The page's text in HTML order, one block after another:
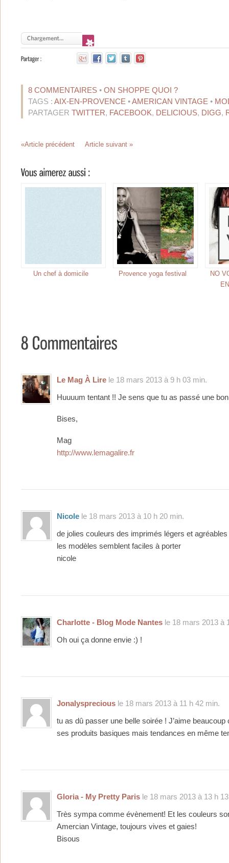
8 COMMENTAIRES • ON SHOPPE QUOI ?
TAGS : AIX-EN-PROVENCE •AMERICAN VINTAGE •
PARTAGER TWITTER, FACEBOOK, DELICIOUS, DIGG,
«Article précédent Article suivant »
Un chef à domicile Provence yoga festival
NO
Le Mag À Lire le 18 mars 2013 à 9 h 03 min.
Huuuum tentant !! Je sens que tu as passé une
Bises,
Mag
http://www.lemagalire.fr
Nicole le 18 mars 2013 à 10 h 20 min.
de jolies couleurs des imprimés légers et
les modèles semblent faciles à porter
nicole
Charlotte - Blog Mode Nantes le 18 mars 2013 à
Oh oui ça donne envie :) !
Jonalysprecious le 18 mars 2013 à 11 h 42 min.
tu as dû passer une belle soirée ! J’aime beaucoup
ses produits basiques mais tendances en même
Gloria - My Pretty Paris le 18 mars 2013 à 13 h
Très sympa comme évènement! Et les couleurs
Amercian Vintage, toujours vives et gaies!
Bisous